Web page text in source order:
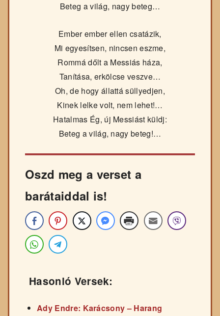
Beteg a világ, nagy beteg…
Ember ember ellen csatázik,
Mi egyesítsen, nincsen eszme,
Rommá dőlt a Messiás háza,
Tanítása, erkölcse veszve…
Oh, de hogy állattá süllyedjen,
Kinek lelke volt, nem lehet!…
Hatalmas Ég, új Messiást küldj:
Beteg a világ, nagy beteg!…
Oszd meg a verset a
barátaiddal is!
Hasonló Versek:
Ady Endre: Karácsony – Harang